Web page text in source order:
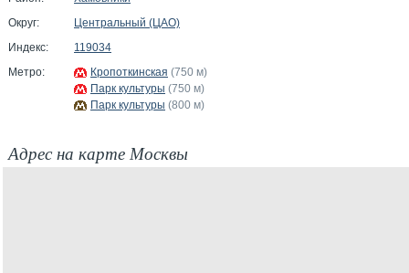
Округ:
Центральный (ЦАО)
Индекс:
119034
Метро:
Кропоткинская (750 м)
Парк культуры (750 м)
Парк культуры (800 м)
Адрес на карте Москвы